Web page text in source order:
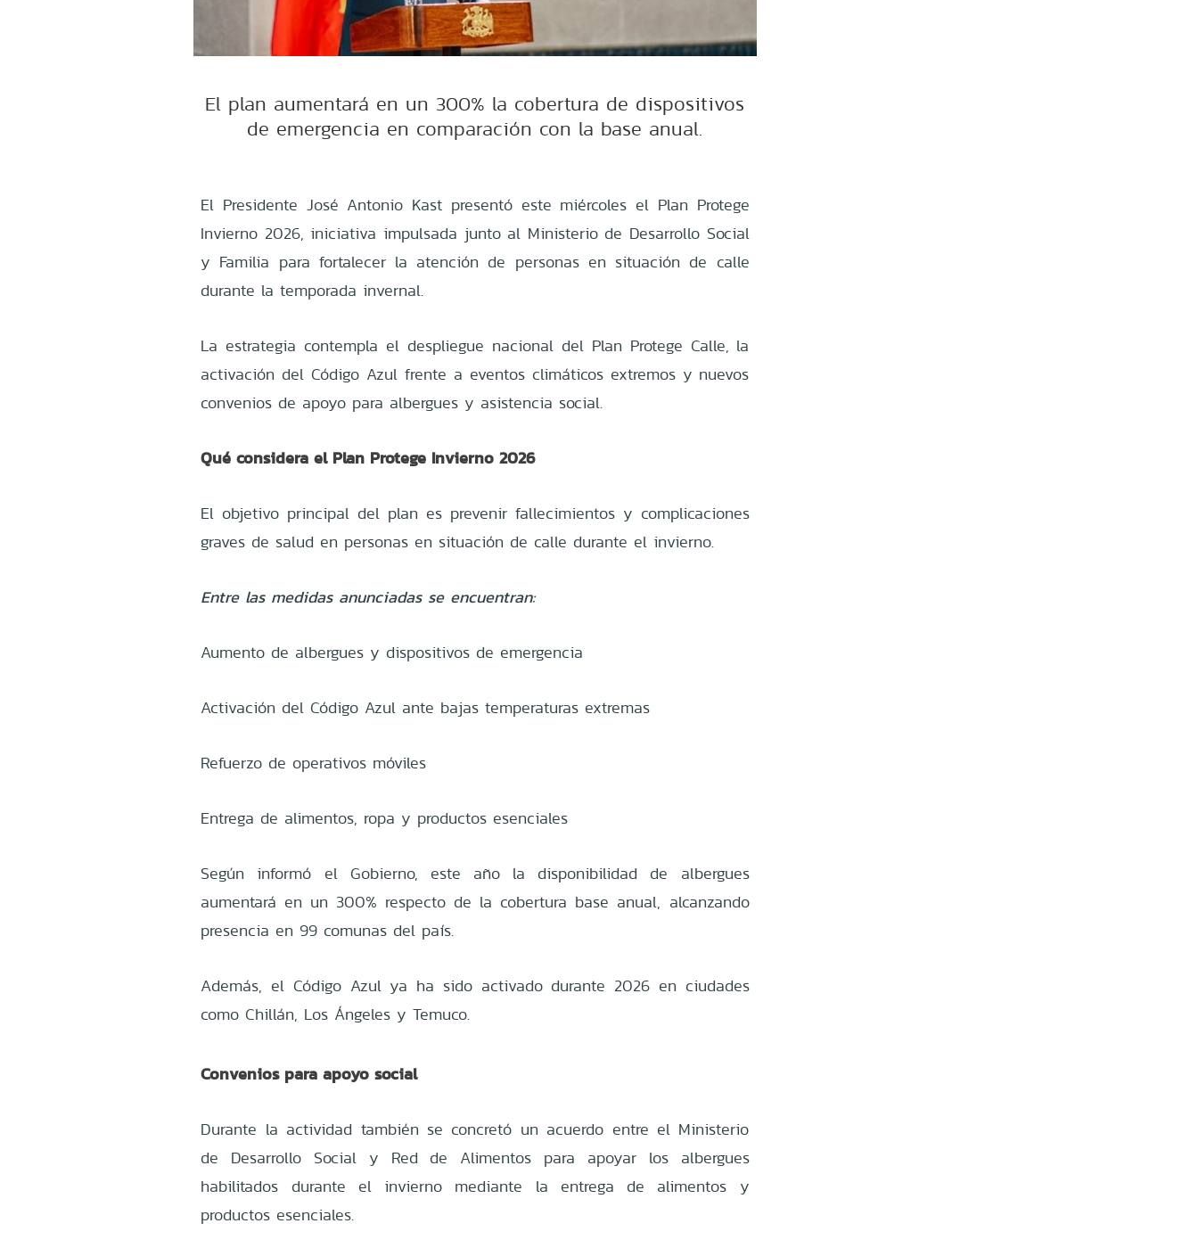
El plan aumentará en un 300% la cobertura de dispositivos
de emergencia en comparación con la base anual.
El Presidente José Antonio Kast presentó este miércoles el Plan Protege
Invierno 2026, iniciativa impulsada junto al Ministerio de Desarrollo Social
y Familia para fortalecer la atención de personas en situación de calle
durante la temporada invernal.
La estrategia contempla el despliegue nacional del Plan Protege Calle, la
activación del Código Azul frente a eventos climáticos extremos y nuevos
convenios de apoyo para albergues y asistencia social.
Qué considera el Plan Protege Invierno 2026
El objetivo principal del plan es prevenir fallecimientos y complicaciones
graves de salud en personas en situación de calle durante el invierno.
Entre las medidas anunciadas se encuentran:
Aumento de albergues y dispositivos de emergencia
Activación del Código Azul ante bajas temperaturas extremas
Refuerzo de operativos móviles
Entrega de alimentos, ropa y productos esenciales
Según informó el Gobierno, este año la disponibilidad de albergues
aumentará en un 300% respecto de la cobertura base anual, alcanzando
presencia en 99 comunas del país.
Además, el Código Azul ya ha sido activado durante 2026 en ciudades
como Chillán, Los Ángeles y Temuco.
Convenios para apoyo social
Durante la actividad también se concretó un acuerdo entre el Ministerio
de Desarrollo Social y Red de Alimentos para apoyar los albergues
habilitados durante el invierno mediante la entrega de alimentos y
productos esenciales.